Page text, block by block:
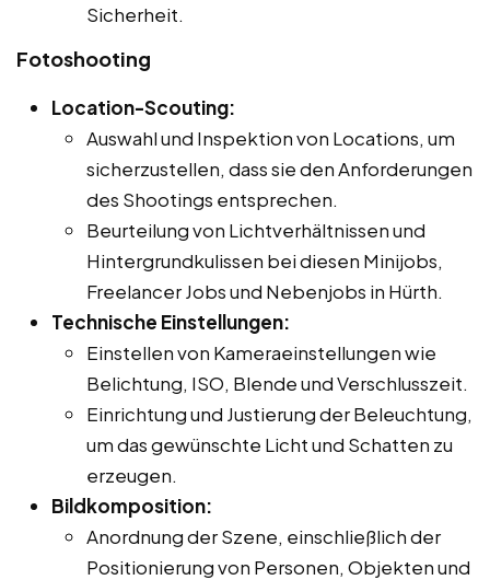
Sicherheit.
Fotoshooting
Location-Scouting:
Auswahl und Inspektion von Locations, um
sicherzustellen, dass sie den Anforderungen
des Shootings entsprechen.
Beurteilung von Lichtverhältnissen und
Hintergrundkulissen bei diesen Minijobs,
Freelancer Jobs und Nebenjobs in Hürth.
Technische Einstellungen:
Einstellen von Kameraeinstellungen wie
Belichtung, ISO, Blende und Verschlusszeit.
Einrichtung und Justierung der Beleuchtung,
um das gewünschte Licht und Schatten zu
erzeugen.
Bildkomposition:
Anordnung der Szene, einschließlich der
Positionierung von Personen, Objekten und